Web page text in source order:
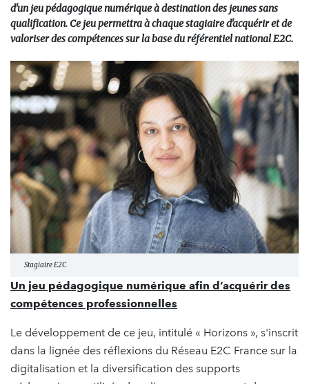
d'un jeu pédagogique numérique à destination des jeunes sans
qualification. Ce jeu permettra à chaque stagiaire d'acquérir et de
valoriser des compétences sur la base du référentiel national E2C.
Stagiaire E2C
Un jeu pédagogique numérique afin d’acquérir des
compétences professionnelles
Le développement de ce jeu, intitulé « Horizons », s'inscrit
dans la lignée des réflexions du Réseau E2C France sur la
digitalisation et la diversification des supports